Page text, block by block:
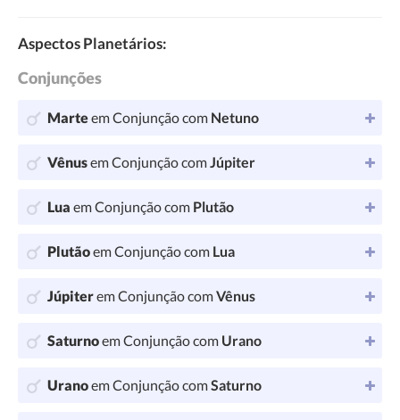
Aspectos Planetários:
Conjunções
Marteem Conjunção com Netuno
Vênusem Conjunção comJúpiter
Lua em Conjunção com Plutão
Plutãoem Conjunção com Lua
Júpiterem Conjunção comVênus
Saturnoem Conjunção com Urano
Uranoem Conjunção comSaturno